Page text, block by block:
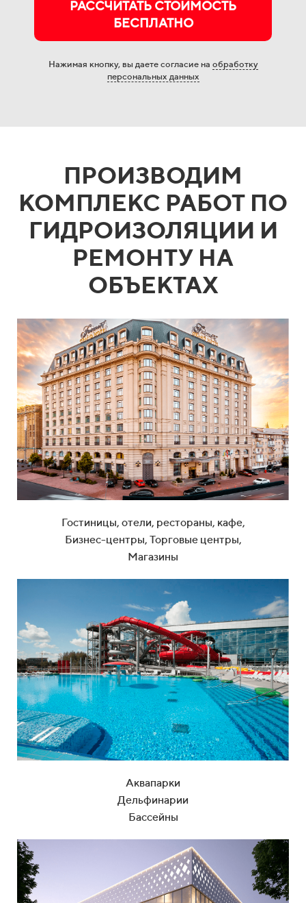
РАССЧИТАТЬ СТОИМОСТЬ
БЕСПЛАТНО
Нажимая кнопку, вы даете согласие на обработку
персональных данных
ПРОИЗВОДИМ
КОМПЛЕКС РАБОТ ПО
ГИДРОИЗОЛЯЦИИ И
РЕМОНТУ НА
ОБЪЕКТАХ
Гостиницы, отели, рестораны, кафе,
Бизнес-центры, Торговые центры,
Магазины
Аквапарки
Дельфинарии
Бассейны